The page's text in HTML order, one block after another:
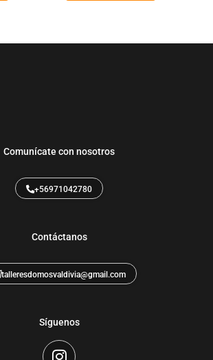
Comunícate con nosotros
+56971042780
Contáctanos
talleresdomosvaldivia@gmail.com
Síguenos
I